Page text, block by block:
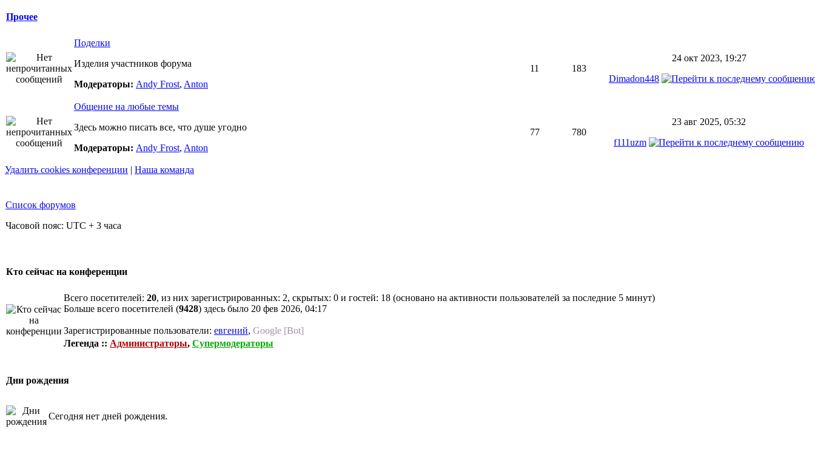
Прочее
Поделки
Изделия участников форума
Модераторы: Andy Frost, Anton
11 183
24 окт 2023, 19:27
Dimadon448
Общение на любые темы
Здесь можно писать все, что душе угодно
Модераторы: Andy Frost, Anton
77 780
23 авг 2025, 05:32
f111uzm
Удалить cookies конференции | Наша команда
Список форумов
Часовой пояс: UTC + 3 часа
Кто сейчас на конференции
Всего посетителей: 20, из них зарегистрированных: 2, скрытых: 0 и гостей: 18 (основано на активности пользователей за последние 5 минут)
Больше всего посетителей (9428) здесь было 20 фев 2026, 04:17
Зарегистрированные пользователи: евгений, Google [Bot]
Легенда :: Администраторы, Супермодераторы
Дни рождения
Сегодня нет дней рождения.